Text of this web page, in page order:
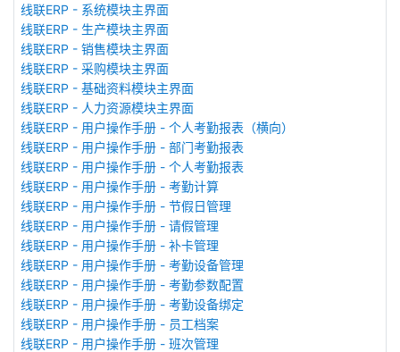
线联ERP - 系统模块主界面
线联ERP - 生产模块主界面
线联ERP - 销售模块主界面
线联ERP - 采购模块主界面
线联ERP - 基础资料模块主界面
线联ERP - 人力资源模块主界面
线联ERP - 用户操作手册 - 个人考勤报表（横向）
线联ERP - 用户操作手册 - 部门考勤报表
线联ERP - 用户操作手册 - 个人考勤报表
线联ERP - 用户操作手册 - 考勤计算
线联ERP - 用户操作手册 - 节假日管理
线联ERP - 用户操作手册 - 请假管理
线联ERP - 用户操作手册 - 补卡管理
线联ERP - 用户操作手册 - 考勤设备管理
线联ERP - 用户操作手册 - 考勤参数配置
线联ERP - 用户操作手册 - 考勤设备绑定
线联ERP - 用户操作手册 - 员工档案
线联ERP - 用户操作手册 - 班次管理